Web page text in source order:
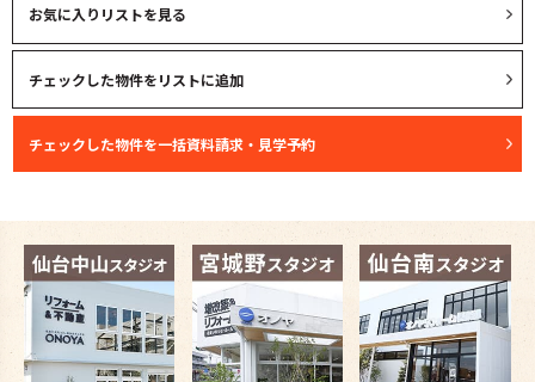
お気に入りリストを見る